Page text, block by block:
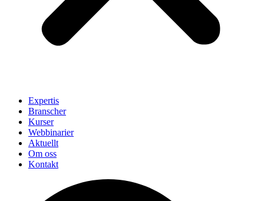
Expertis
Branscher
Kurser
Webbinarier
Aktuellt
Om oss
Kontakt